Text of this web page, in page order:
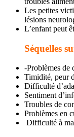
Les petites
lésions
L’enfant peut
Séquelles
-Problèmes de
Timidité, peur
Difficulté
Sentiment
Troubles de
Problèmes en
Difficulté à